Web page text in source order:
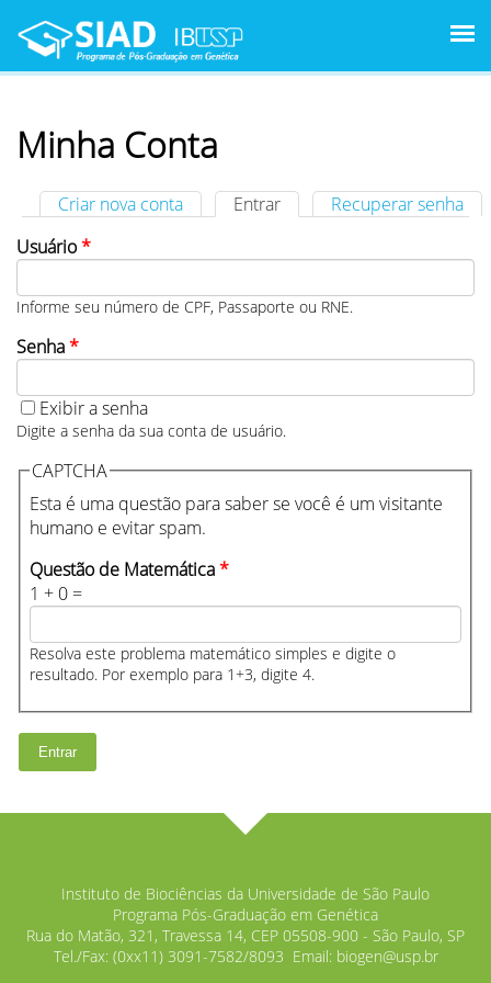
Minha Conta
Abas primárias
Criar nova conta Entrar (aba ativa)Recuperar senha
Usuário*
Informe seu número de CPF, Passaporte ou RNE.
Senha*
Exibir a senha
Digite a senha da sua conta de usuário.
CAPTCHA
Esta é uma questão para saber se você é um visitante
humano e evitar spam.
Questão de Matemática*
1 + 0 =
Resolva este problema matemático simples e digite o
resultado. Por exemplo para 1+3, digite 4.
Instituto de Biociências da Universidade de São Paulo
Programa Pós-Graduação em Genética
Rua do Matão, 321, Travessa 14, CEP 05508-900 - São Paulo, SP
Tel./Fax: (0xx11) 3091-7582/8093 Email: biogen@usp.br